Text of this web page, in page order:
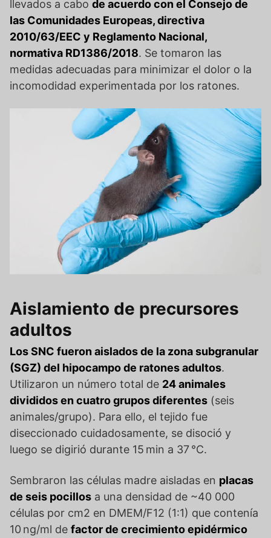
llevados a cabo de acuerdo con el Consejo de
las Comunidades Europeas, directiva
2010/63/EEC y Reglamento Nacional,
normativa RD1386/2018. Se tomaron las
medidas adecuadas para minimizar el dolor o la
incomodidad experimentada por los ratones.
Aislamiento de precursores
adultos
Los SNC fueron aislados de la zona subgranular
(SGZ) del hipocampo de ratones adultos.
Utilizaron un número total de 24 animales
divididos en cuatro grupos diferentes (seis
animales/grupo). Para ello, el tejido fue
diseccionado cuidadosamente, se disoció y
luego se digirió durante 15 min a 37 °C.
Sembraron las células madre aisladas en placas
de seis pocillos a una densidad de ~40 000
células por cm2 en DMEM/F12 (1:1) que contenía
10 ng/ml de factor de crecimiento epidérmico